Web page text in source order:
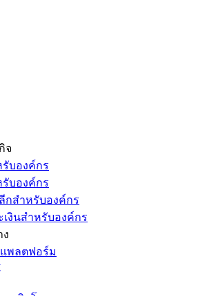
จ
รับองค์กร
รับองค์กร
กสำหรับองค์กร
เงินสำหรับองค์กร
ง
พลตฟอร์ม